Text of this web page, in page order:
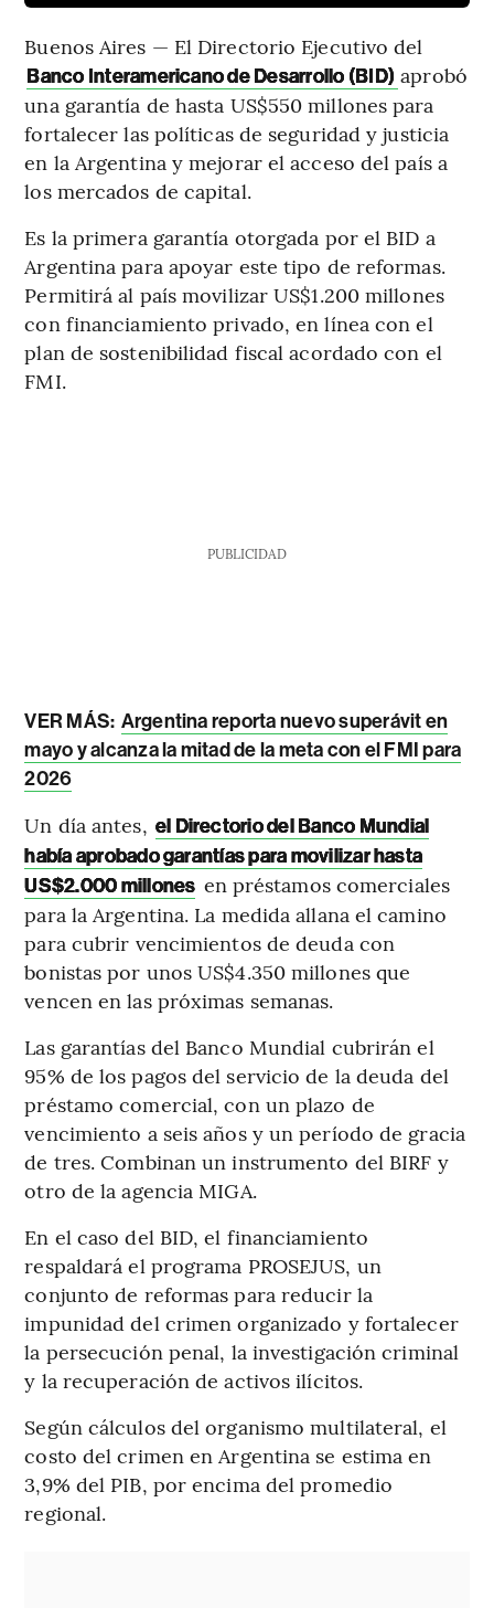
Buenos Aires — El Directorio Ejecutivo del
Banco Interamericano de Desarrollo (BID) aprobó
una garantía de hasta US$550 millones para
fortalecer las políticas de seguridad y justicia
en la Argentina y mejorar el acceso del país a
los mercados de capital.
Es la primera garantía otorgada por el BID a
Argentina para apoyar este tipo de reformas.
Permitirá al país movilizar US$1.200 millones
con financiamiento privado, en línea con el
plan de sostenibilidad fiscal acordado con el
FMI.
PUBLICIDAD
VER MÁS: Argentina reporta nuevo superávit en
mayo y alcanza la mitad de la meta con el FMI para
2026
Un día antes, el Directorio del Banco Mundial
había aprobado garantías para movilizar hasta
US$2.000 millones en préstamos comerciales
para la Argentina. La medida allana el camino
para cubrir vencimientos de deuda con
bonistas por unos US$4.350 millones que
vencen en las próximas semanas.
Las garantías del Banco Mundial cubrirán el
95% de los pagos del servicio de la deuda del
préstamo comercial, con un plazo de
vencimiento a seis años y un período de gracia
de tres. Combinan un instrumento del BIRF y
otro de la agencia MIGA.
En el caso del BID, el financiamiento
respaldará el programa PROSEJUS, un
conjunto de reformas para reducir la
impunidad del crimen organizado y fortalecer
la persecución penal, la investigación criminal
y la recuperación de activos ilícitos.
Según cálculos del organismo multilateral, el
costo del crimen en Argentina se estima en
3,9% del PIB, por encima del promedio
regional.